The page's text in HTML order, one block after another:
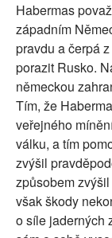
Habermas
západním
pravdu a čerpá
porazit Rusko.
německou
Tím, že
veřejného
válku, a tím
zvýšil
způsobem
však škody
o síle jaderných